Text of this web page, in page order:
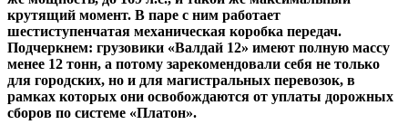
крутящий момент. В паре с ним работает
шестиступенчатая механическая коробка передач.
Подчеркнем: грузовики «Валдай 12» имеют полную массу
менее 12 тонн, а потому зарекомендовали себя не только
для городских, но и для магистральных перевозок, в
рамках которых они освобождаются от уплаты дорожных
сборов по системе «Платон».